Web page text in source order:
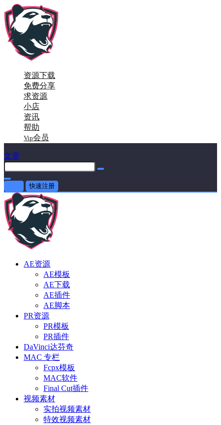
资源下载
免费分享
求资源
小店
资讯
帮助
Vip会员
文章
快速注册
AE资源
AE模板
AE下载
AE插件
AE脚本
PR资源
PR模板
PR插件
DaVinci达芬奇
MAC 专栏
Fcpx模板
MAC软件
Final Cut插件
视频素材
实拍视频素材
特效视频素材